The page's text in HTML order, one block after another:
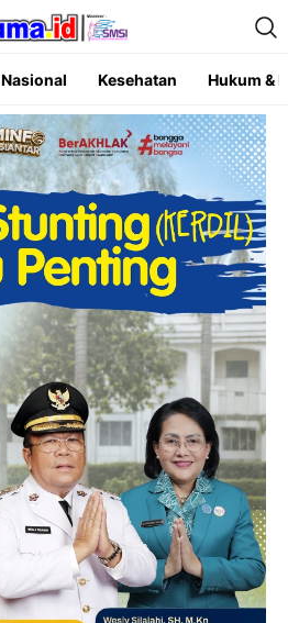
Nasional Kesehatan Hukum &